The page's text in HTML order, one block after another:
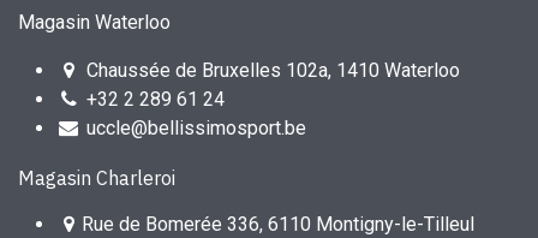
Magasin Waterloo
Chaussée de Bruxelles 102a, 1410 Waterloo
+32 2 289 61 24
uccle@bellissimosport.be
Magasin Charleroi
Rue de Bomerée 336, 6110 Montigny-le-Tilleul